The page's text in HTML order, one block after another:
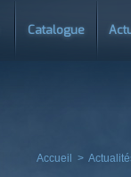
Catalogue
Accueil >